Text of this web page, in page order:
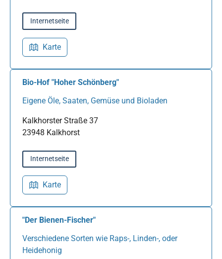
Internetseite
Karte
Bio-Hof "Hoher Schönberg"
Eigene Öle, Saaten, Gemüse und Bioladen
Kalkhorster Straße 37
23948 Kalkhorst
Internetseite
Karte
"Der Bienen-Fischer"
Verschiedene Sorten wie Raps-, Linden-, oder
Heidehonig